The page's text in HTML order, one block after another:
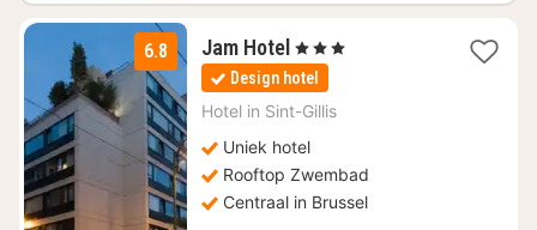
6.8 Jam Hotel 1
nacht
vanaf
€
, 3 Sterren
Design hotel
Hotel in Sint-Gillis
Uniek hotel
Rooftop Zwembad
Centraal in Brussel